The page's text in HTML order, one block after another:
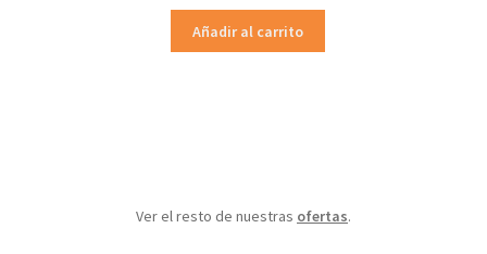
original
era:
actual
es:
Añadir al carrito
Ver el resto de nuestras ofertas.